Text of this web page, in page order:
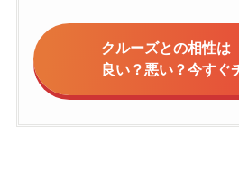
クルーズとの相性は
良い？悪い？今すぐ